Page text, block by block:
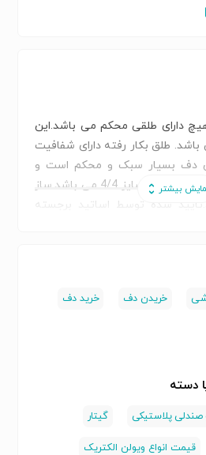
دارای طلقی محکم می باشد.این
طلق بکار رفته دارای شفافیت
دف بسیار سبک و محکم است و
مناسب برای اجرا و نوازندگی می باشد.سایز 4/4 می باشد.ساز
شده توسط اساتید برجسته
خریدن دف
خرید دف
دسته
پلاستیکی گیتار
قیمت انواع ویولن الکتریک